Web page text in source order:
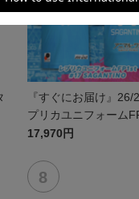
『すぐにお届け』26/
プリカユニフォーム
No.17 SAGANTINO
17,970円